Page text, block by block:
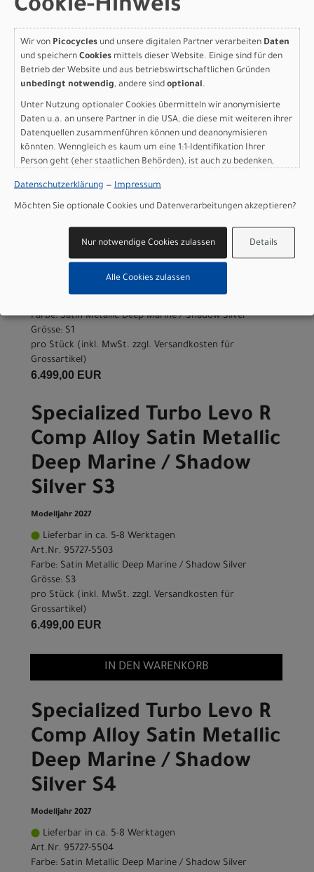
Art.Nr. 95727-5502
pro Stück (inkl. MwSt. zzgl.Versandkosten für
Grossartikel
6.499,00 EUR
IN DEN WARENKORB
Specialized Turbo Levo R
Comp Alloy Satin Metallic
Deep Marine / Shadow
Silver S1
Modelljahr 2027
Farbe: Satin Metallic Deep Marine / Shadow Silver
Grösse: S1
pro Stück (inkl. MwSt. zzgl. Versandkosten für
Grossartikel)
6.499,00 EUR
Specialized Turbo Levo R
Comp Alloy Satin Metallic
Deep Marine / Shadow
Silver S3
Modelljahr 2027
Lieferbar in ca. 5-8 Werktagen
Art.Nr. 95727-5503
Farbe: Satin Metallic Deep Marine / Shadow Silver
Grösse: S3
pro Stück (inkl. MwSt. zzgl. Versandkosten für
Grossartikel)
6.499,00 EUR
IN DEN WARENKORB
Specialized Turbo Levo R
Comp Alloy Satin Metallic
Deep Marine / Shadow
Silver S4
Modelljahr 2027
Lieferbar in ca. 5-8 Werktagen
Art.Nr. 95727-5504
Farbe: Satin Metallic Deep Marine / Shadow Silver
Cookie-Hinweis
Wir von Picocycles und unsere digitalen Partner verarbeiten Daten
und speichern Cookies mittels dieser Website. Einige sind für den
Betrieb der Website und aus betriebswirtschaftlichen Gründen
unbedingt notwendig, andere sind optional.
Unter Nutzung optionaler Cookies übermitteln wir anonymisierte
Daten u.a. an unsere Partner in die USA, die diese mit weiteren ihrer
Datenquellen zusammenführen können und deanonymisieren
könnten. Wenngleich es kaum um eine 1:1-Identifikation Ihrer
Person geht (eher staatlichen Behörden), ist auch zu bedenken,
sind wie bei uns in der Europäischen Union.
Datenschutzerklärung — Impressum
Möchten Sie optionale Cookies und Datenverarbeitungen akzeptieren?
Details
Nur notwendige Cookies zulassen
Alle Cookies zulassen